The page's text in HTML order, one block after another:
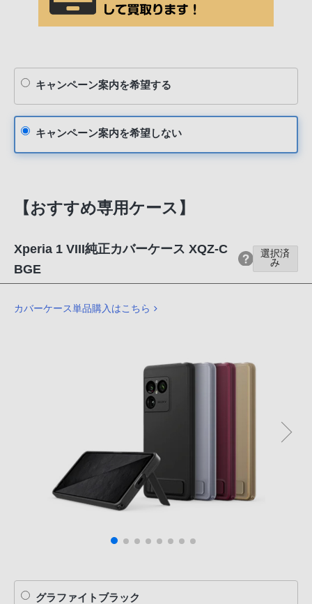
※ ご利用には「ラクウル」の会員登録(無料)が必要です
※ 「ソニーストア お買い物券」のご利用にはMy Sonyへの登録が
キャンペーン案内を希望する
キャンペーン案内を希望しない
【おすすめ専用ケース】
Xperia 1 VIII純正カバーケース XQZ-C
BGE
選択済
み
カバーケース単品購入はこちら
グラファイトブラック